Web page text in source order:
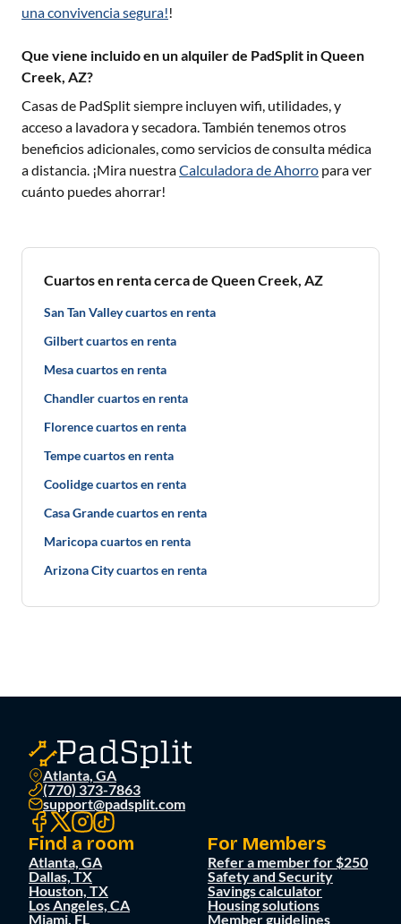
una convivencia segura!!
Que viene incluido en un alquiler de PadSplit in Queen
Creek, AZ?
Casas de PadSplit siempre incluyen wifi, utilidades, y
acceso a lavadora y secadora. También tenemos otros
beneficios adicionales, como servicios de consulta médica
a distancia. ¡Mira nuestraCalculadora de Ahorro para ver
cuánto puedes ahorrar!
Cuartos en renta cerca de Queen Creek, AZ
San Tan Valley cuartos en renta
Gilbert cuartos en renta
Mesa cuartos en renta
Chandler cuartos en renta
Florence cuartos en renta
Tempe cuartos en renta
Coolidge cuartos en renta
Casa Grande cuartos en renta
Maricopa cuartos en renta
Arizona City cuartos en renta
Atlanta, GA
(770) 373-7863
support@padsplit.com
Find a room
Atlanta, GA
Dallas, TX
Houston, TX
Los Angeles, CA
Miami, FL
For Members
Refer a member for $250
Safety and Security
Savings calculator
Housing solutions
Member guidelines